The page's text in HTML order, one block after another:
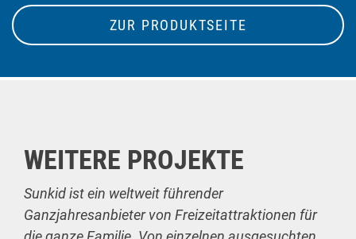
ZUR PRODUKTSEITE
WEITERE PROJEKTE
Sunkid ist ein weltweit führender
Ganzjahresanbieter von Freizeitattraktionen für